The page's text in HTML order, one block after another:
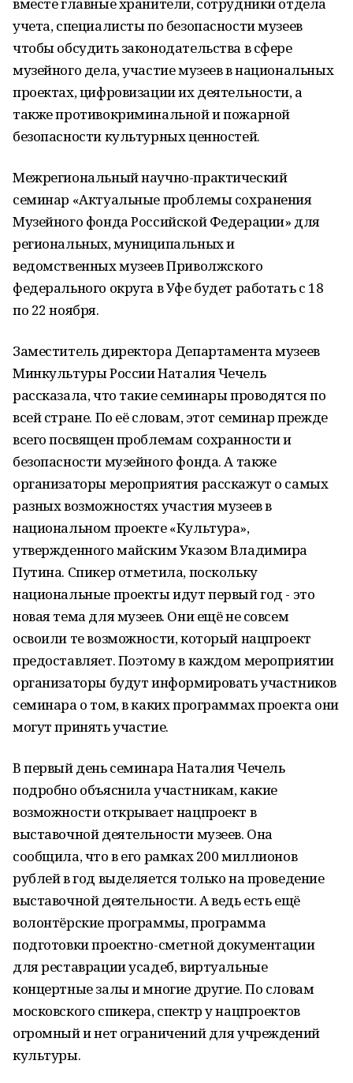
учета, специалисты по безопасности музеев
чтобы обсудить законодательства в сфере
музейного дела, участие музеев в национальных
проектах, цифровизации их деятельности, а
также противокриминальной и пожарной
безопасности культурных ценностей.
Межрегиональный научно-практический
семинар «Актуальные проблемы сохранения
Музейного фонда Российской Федерации» для
региональных, муниципальных и
ведомственных музеев Приволжского
федерального округа в Уфе будет работать с 18
по 22 ноября.
Заместитель директора Департамента музеев
Минкультуры России Наталия Чечель
рассказала, что такие семинары проводятся по
всей стране. По её словам, этот семинар прежде
всего посвящен проблемам сохранности и
безопасности музейного фонда. А также
организаторы мероприятия расскажут о самых
разных возможностях участия музеев в
национальном проекте «Культура»,
утвержденного майским Указом Владимира
Путина. Спикер отметила, поскольку
национальные проекты идут первый год - это
новая тема для музеев. Они ещё не совсем
освоили те возможности, который нацпроект
предоставляет. Поэтому в каждом мероприятии
организаторы будут информировать участников
семинара о том, в каких программах проекта они
могут принять участие.
В первый день семинара Наталия Чечель
подробно объяснила участникам, какие
возможности открывает нацпроект в
выставочной деятельности музеев. Она
сообщила, что в его рамках 200 миллионов
рублей в год выделяется только на проведение
выставочной деятельности. А ведь есть ещё
волонтёрские программы, программа
подготовки проектно-сметной документации
для реставрации усадеб, виртуальные
концертные залы и многие другие. По словам
московского спикера, спектр у нацпроектов
огромный и нет ограничений для учреждений
культуры.